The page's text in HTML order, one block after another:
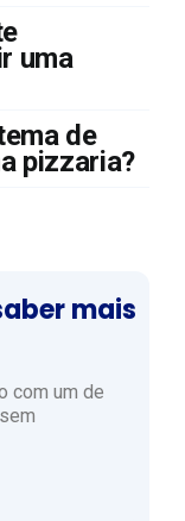
uma
de
pizzaria?
mais
com um de